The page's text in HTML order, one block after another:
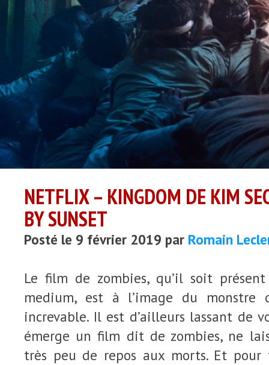
NETFLIX – KINGDOM DE KIM
BY SUNSET
Posté le 9 février 2019 par Romain
Le film de zombies, qu’il soit
medium, est à l’image du monstre
increvable. Il est d’ailleurs lassant de
émerge un film dit de zombies, ne
très peu de repos aux morts. Et